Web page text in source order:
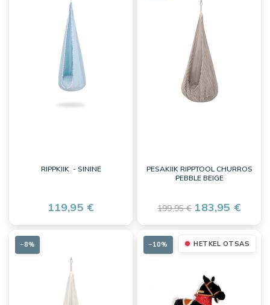
RIPPKIIK - SININE
119,95 €
PESAKIIK RIPPTOOL CHURROS
PEBBLE BEIGE
199,95 € 183,95 €
−8% HETKEL OTSAS
−10%